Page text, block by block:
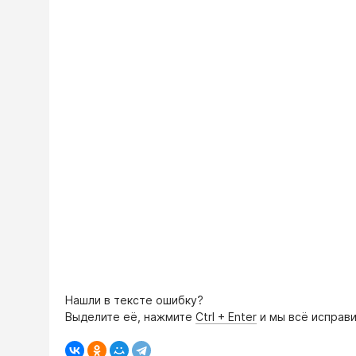
Нашли в тексте ошибку?
Выделите её, нажмите Ctrl + Enter и мы всё